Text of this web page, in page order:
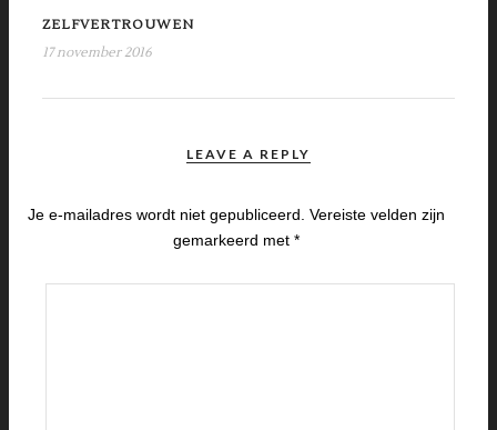
ZELFVERTROUWEN
17 november 2016
LEAVE A REPLY
Je e-mailadres wordt niet gepubliceerd. Vereiste velden zijn
gemarkeerd met*